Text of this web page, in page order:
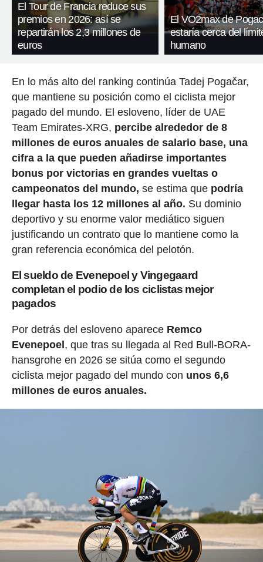
El Tour de Francia reduce sus
premios en 2026: así se
repartirán los 2,3 millones de
euros
El VO2max de
estaría cerca del
humano
En lo más alto del ranking continúa Tadej Pogačar,
que mantiene su posición como el ciclista mejor
pagado del mundo. El esloveno, líder de UAE
Team Emirates-XRG, percibe alrededor de 8
millones de euros anuales de salario base, una
cifra a la que pueden añadirse importantes
bonus por victorias en grandes vueltas o
campeonatos del mundo, se estima quepodría
llegar hasta los 12 millones al año. Su dominio
deportivo y su enorme valor mediático siguen
justificando un contrato que lo mantiene como la
gran referencia económica del pelotón.
El sueldo de Evenepoel y Vingegaard
completan el podio de los ciclistas mejor
pagados
Por detrás del esloveno aparece Remco
Evenepoel , que tras su llegada al Red Bull-BORA-
hansgrohe en 2026 se sitúa como el segundo
ciclista mejor pagado del mundo con unos 6,6
millones de euros anuales.